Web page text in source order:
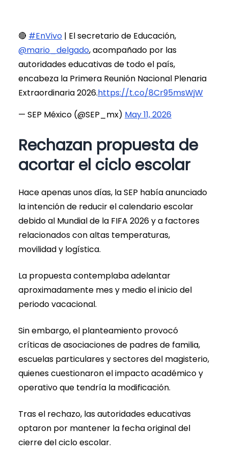
🔴 #EnVivo | El secretario de Educación,
@mario_delgado, acompañado por las
autoridades educativas de todo el país,
encabeza la Primera Reunión Nacional Plenaria
Extraordinaria 2026.https://t.co/8Cr95msWjW
— SEP México (@SEP_mx) May 11, 2026
Rechazan propuesta de
acortar el ciclo escolar
Hace apenas unos días, la SEP había anunciado
la intención de reducir el calendario escolar
debido al Mundial de la FIFA 2026 y a factores
relacionados con altas temperaturas,
movilidad y logística.
La propuesta contemplaba adelantar
aproximadamente mes y medio el inicio del
periodo vacacional.
Sin embargo, el planteamiento provocó
críticas de asociaciones de padres de familia,
escuelas particulares y sectores del magisterio,
quienes cuestionaron el impacto académico y
operativo que tendría la modificación.
Tras el rechazo, las autoridades educativas
optaron por mantener la fecha original del
cierre del ciclo escolar.